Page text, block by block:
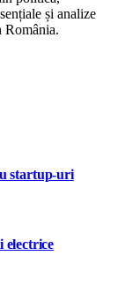
și analize
România.
startup-uri
electrice